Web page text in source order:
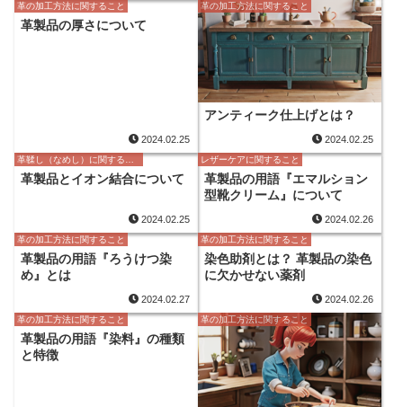
革の加工方法に関すること
革製品の厚さについて
2024.02.25
革の加工方法に関すること
アンティーク仕上げとは？
2024.02.25
革製品とイオン結合について
2024.02.25
レザーケアに関すること
革製品の用語『エマルション
型靴クリーム』について
2024.02.26
革の加工方法に関すること
革製品の用語『ろうけつ染
め』とは
2024.02.27
革の加工方法に関すること
染色助剤とは？ 革製品の染色
に欠かせない薬剤
2024.02.26
革の加工方法に関すること
革製品の用語『染料』の種類
と特徴
革の加工方法に関すること